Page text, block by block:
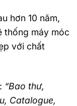
hơn 10 năm,
thống máy móc
với chất
“Bao thư,
Catalogue,